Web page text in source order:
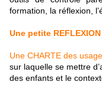
formation, la réflexion,
Une petite
Une CHARTE des
sur laquelle se mettre
des enfants et le